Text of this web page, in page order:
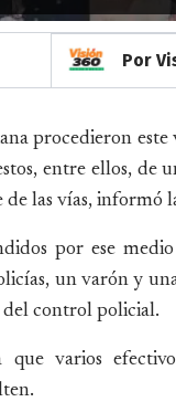
Por
procedieron
entre ellos, de
las vías, informó
por ese
un varón y
control policial.
que varios